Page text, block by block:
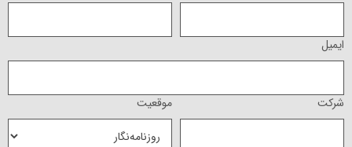
ایمیل
شرکت موقعیت